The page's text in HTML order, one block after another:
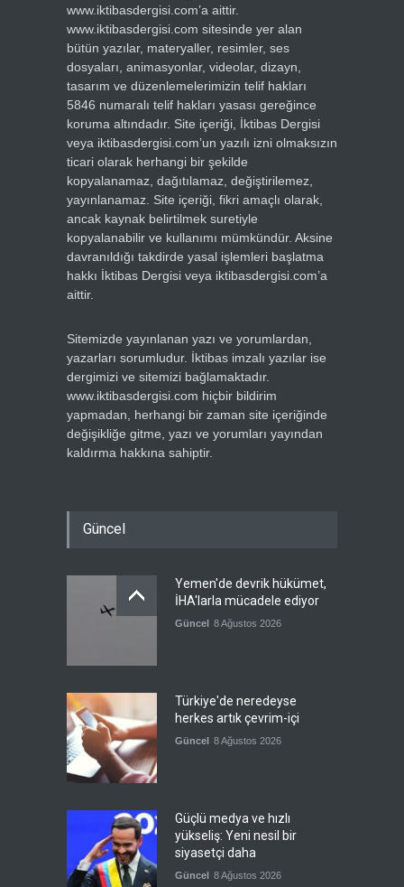
www.iktibasdergisi.com’a aittir.
www.iktibasdergisi.com sitesinde yer alan
bütün yazılar, materyaller, resimler, ses
dosyaları, animasyonlar, videolar, dizayn,
tasarım ve düzenlemelerimizin telif hakları
5846 numaralı telif hakları yasası gereğince
koruma altındadır. Site içeriği, İktibas Dergisi
veya iktibasdergisi.com’un yazılı izni olmaksızın
ticari olarak herhangi bir şekilde
kopyalanamaz, dağıtılamaz, değiştirilemez,
yayınlanamaz. Site içeriği, fikri amaçlı olarak,
ancak kaynak belirtilmek suretiyle
kopyalanabilir ve kullanımı mümkündür. Aksine
davranıldığı takdirde yasal işlemleri başlatma
hakkı İktibas Dergisi veya iktibasdergisi.com’a
aittir.
Sitemizde yayınlanan yazı ve yorumlardan,
yazarları sorumludur. İktibas imzalı yazılar ise
dergimizi ve sitemizi bağlamaktadır.
www.iktibasdergisi.com hiçbir bildirim
yapmadan, herhangi bir zaman site içeriğinde
değişikliğe gitme, yazı ve yorumları yayından
kaldırma hakkına sahiptir.
Güncel
Yemen'de devrik hükümet,
İHA'larla mücadele ediyor
Güncel 8 Ağustos 2026
Türkiye'de neredeyse
herkes artık çevrim-içi
Güncel 8 Ağustos 2026
Güçlü medya ve hızlı
yükseliş: Yeni nesil bir
siyasetçi daha
Güncel 8 Ağustos 2026